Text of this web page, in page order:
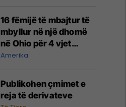
në komisariatin numër
3
16 fëmijë të mbajtur të
mbyllur në një dhomë
në Ohio për 4 vjet
shpëtohen - tani ata i
Amerika
Publikohen çmimet e
reja të derivateve